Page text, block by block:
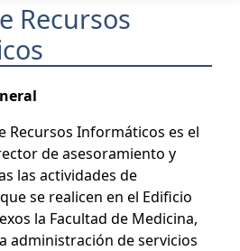
Recursos
Recursos Informáticos es el
de asesoramiento y
las actividades de
se realicen en el Edificio
la Facultad de Medicina,
administración de servicios